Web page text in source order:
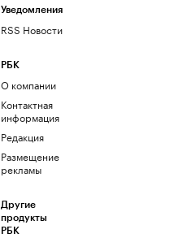
Уведомления
RSS Новости
РБК
О компании
Контактная
информация
Редакция
Размещение
рекламы
Другие
продукты
РБК